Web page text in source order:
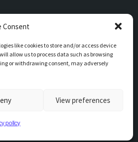
Consent
like cookies to store and/or access device
allow us to process data such as browsing
or withdrawing consent, may adversely
View preferences
policy